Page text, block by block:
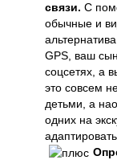
связи. С
обычные и
GPS, ваш
соцсетях, а
это совсем
детьми, а
одних на